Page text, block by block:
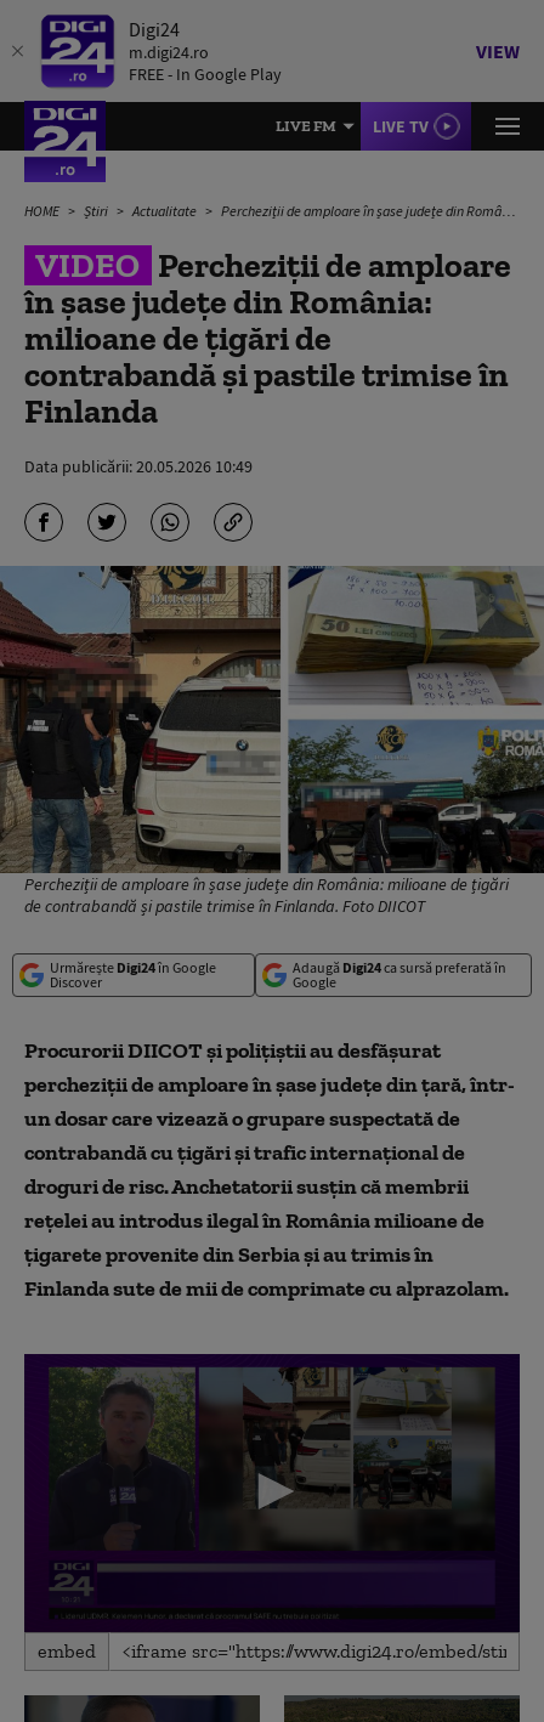
Digi24
m.digi24.ro
FREE - In Google Play
VIEW
LIVE FM LIVE TV
HOME Știri Actualitate Percheziții de amploare în șase județe din România: milioane de țigări de contrabandă și pastile trimise în Finlanda
VIDEO Percheziții de amploare
în șase județe din România:
milioane de țigări de
contrabandă și pastile trimise în
Finlanda
Data publicării:20.05.2026 10:49
Percheziții de amploare în șase județe din România: milioane de țigări
de contrabandă și pastile trimise în Finlanda. Foto DIICOT
Urmărește Digi24în Google
Discover
Adaugă Digi24ca sursă preferată în
Google
Procurorii DIICOT și polițiștii au desfășurat
percheziții de amploare în șase județe din țară, într-
un dosar care vizează o grupare suspectată de
contrabandă cu țigări și trafic internațional de
droguri de risc. Anchetatorii susțin că membrii
rețelei au introdus ilegal în România milioane de
țigarete provenite din Serbia și au trimis în
Finlanda sute de mii de comprimate cu alprazolam.
0
seconds
1
embed